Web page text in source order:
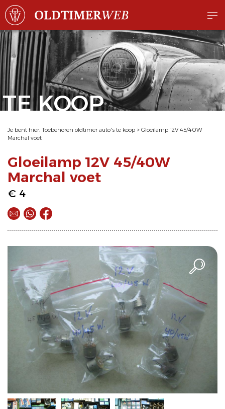
TE KOOP
Je bent hier: Toebehoren oldtimer auto's te koop > Gloeilamp 12V 45/40W
Marchal voet
Gloeilamp 12V 45/40W
Marchal voet
€ 4